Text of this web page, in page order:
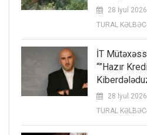
28 İyul 2026
TURAL
İT
“”Hazır
28 İyul 2026
TURAL